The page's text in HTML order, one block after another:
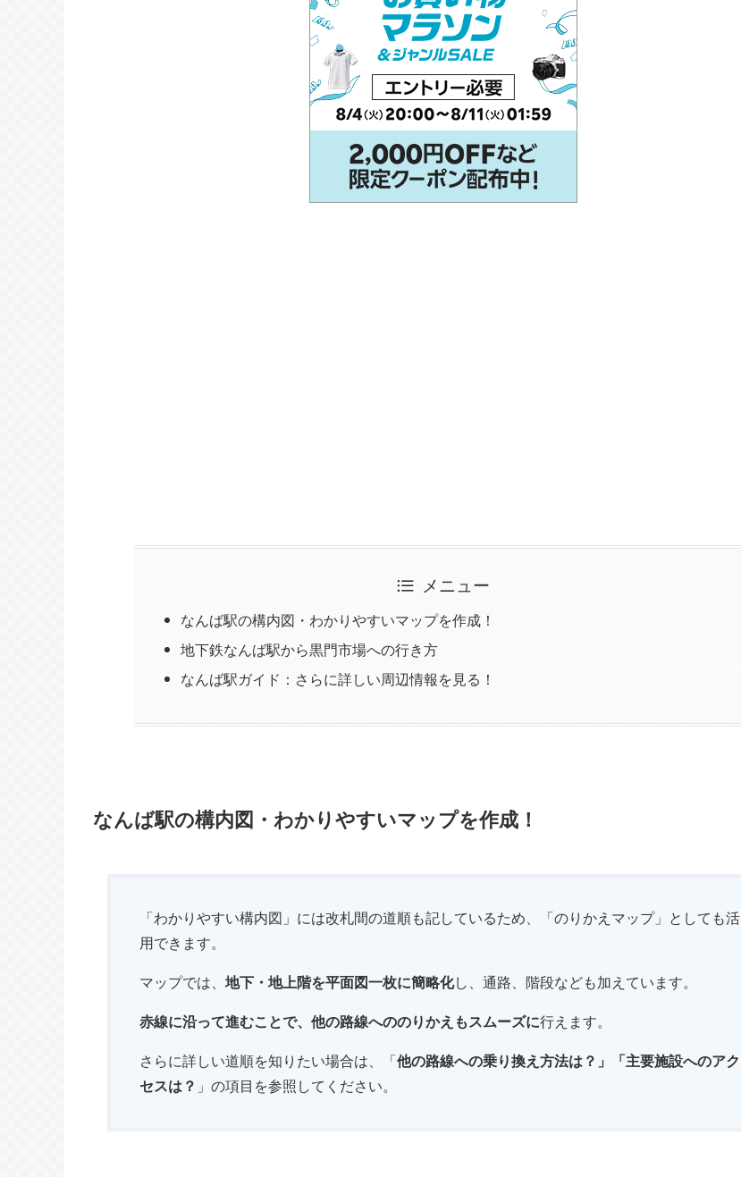
メニュー
なんば駅の構内図・わかりやすいマップを作成！
地下鉄なんば駅から黒門市場への行き方
なんば駅ガイド：さらに詳しい周辺情報を見る！
なんば駅の構内図・わかりやすいマップを作成！
「わかりやすい構内図」には改札間の道順も記しているため、「のりかえマップ」としても活
用できます。
マップでは、 地下・地上階を平面図一枚に簡略化し、通路、階段なども加えています。
赤線に沿って進むことで、他の路線へののりかえもスムーズに行えます。
さらに詳しい道順を知りたい場合は、「 他の路線への乗り換え方法は？」「主要施設へのアク
セスは？ 」の項目を参照してください。